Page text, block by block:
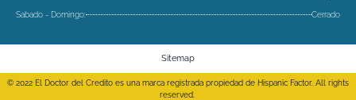
Sabado - Domingo: Cerrado
Sitemap
© 2022 El Doctor del Credito es una marca registrada propiedad de Hispanic Factor. All rights
reserved.